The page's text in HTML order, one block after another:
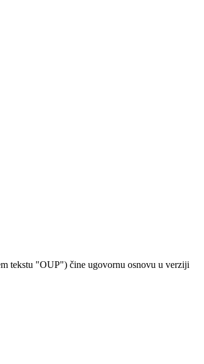
tekstu "OUP") čine ugovornu osnovu u verziji